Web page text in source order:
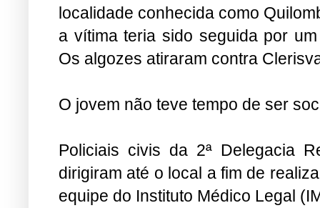
localidade conhecida como
a vítima teria sido seguida por
Os algozes atiraram contra
O jovem não teve tempo de ser
Policiais civis da 2ª Delegacia
dirigiram até o local a fim de
equipe do Instituto Médico Legal